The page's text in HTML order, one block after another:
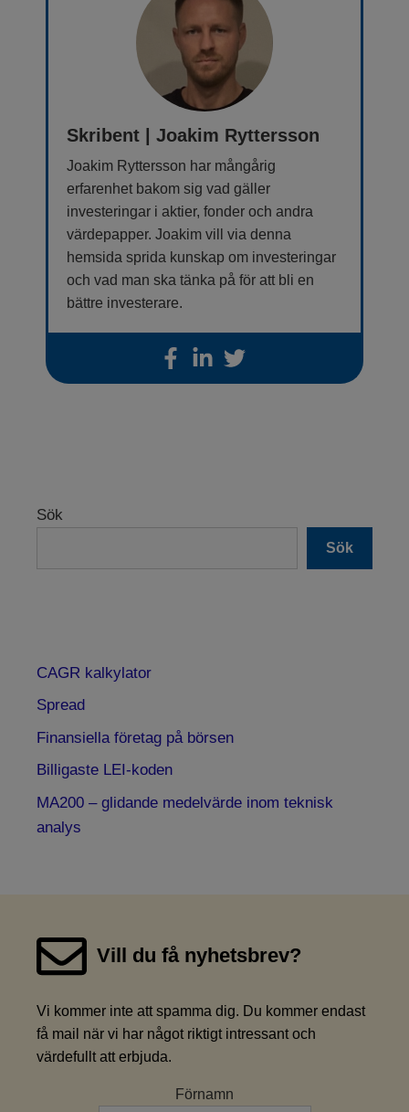
Skribent | Joakim Ryttersson
Joakim Ryttersson har mångårig
erfarenhet bakom sig vad gäller
investeringar i aktier, fonder och andra
värdepapper. Joakim vill via denna
hemsida sprida kunskap om investeringar
och vad man ska tänka på för att bli en
bättre investerare.
Sök
Sök
CAGR kalkylator
Spread
Finansiella företag på börsen
Billigaste LEI-koden
MA200 – glidande medelvärde inom teknisk
analys
Vill du få nyhetsbrev?
Vi kommer inte att spamma dig. Du kommer endast
få mail när vi har något riktigt intressant och
värdefullt att erbjuda.
Förnamn